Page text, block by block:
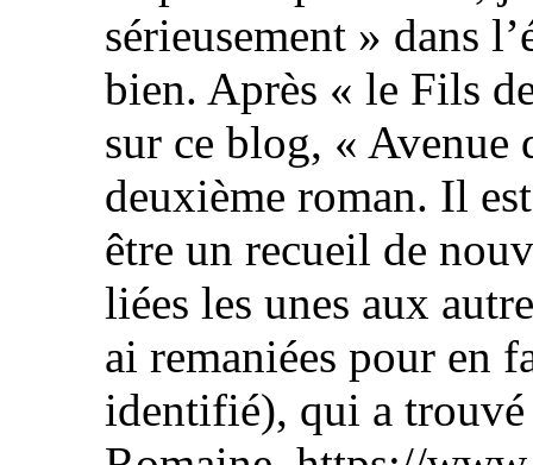
sérieusement » dans
bien. Après « le Fils
sur ce blog, « Avenue
deuxième roman. Il
être un recueil de
liées les unes aux
ai remaniées pour en
identifié), qui a